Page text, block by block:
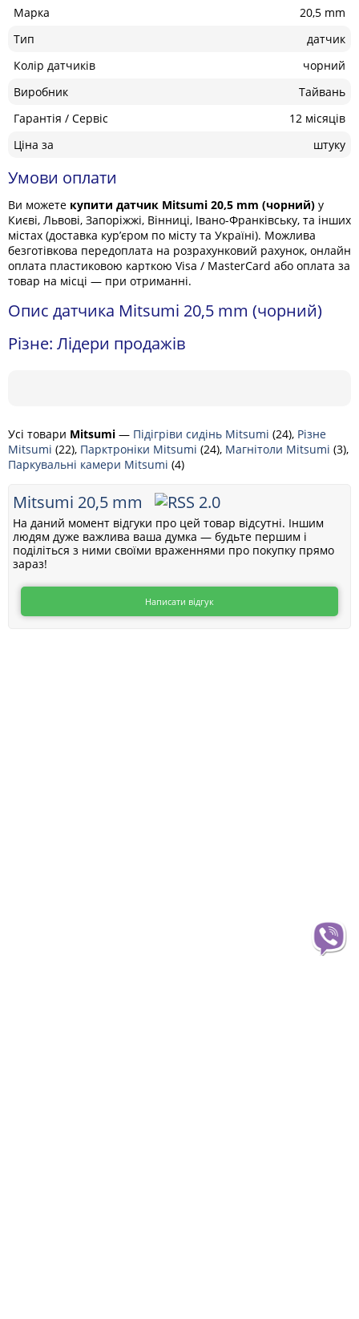
Марка
20,5 mm
Тип
датчик
Колір датчиків
чорний
Виробник
Тайвань
Гарантія / Сервіс
12 місяців
Ціна за
штуку
Умови оплати
Ви можете купити датчик Mitsumi 20,5 mm (чорний) у
Києві, Львові, Запоріжжі, Вінниці, Івано-Франківську, та інших
містах (доставка кур’єром по місту та Україні). Можлива
безготівкова передоплата на розрахунковий рахунок, онлайн
оплата пластиковою карткою Visa / MasterCard або оплата за
товар на місці — при отриманні.
Опис датчика Mitsumi 20,5 mm (чорний)
Різне: Лідери продажів
Усі товари Mitsumi — Підігріви сидінь Mitsumi (24), Різне
Mitsumi (22), Парктроніки Mitsumi (24), Магнітоли Mitsumi (3),
Паркувальні камери Mitsumi (4)
Mitsumi 20,5 mm
На даний момент відгуки про цей товар відсутні. Іншим
людям дуже важлива ваша думка — будьте першим і
поділіться з ними своїми враженнями про покупку прямо
зараз!
Написати відгук